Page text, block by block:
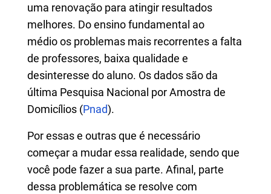
uma renovação para atingir resultados
melhores. Do ensino fundamental ao
médio os problemas mais recorrentes a falta
de professores, baixa qualidade e
desinteresse do aluno. Os dados são da
última Pesquisa Nacional por Amostra de
Domicílios (Pnad).
Por essas e outras que é necessário
começar a mudar essa realidade, sendo que
você pode fazer a sua parte. Afinal, parte
dessa problemática se resolve com